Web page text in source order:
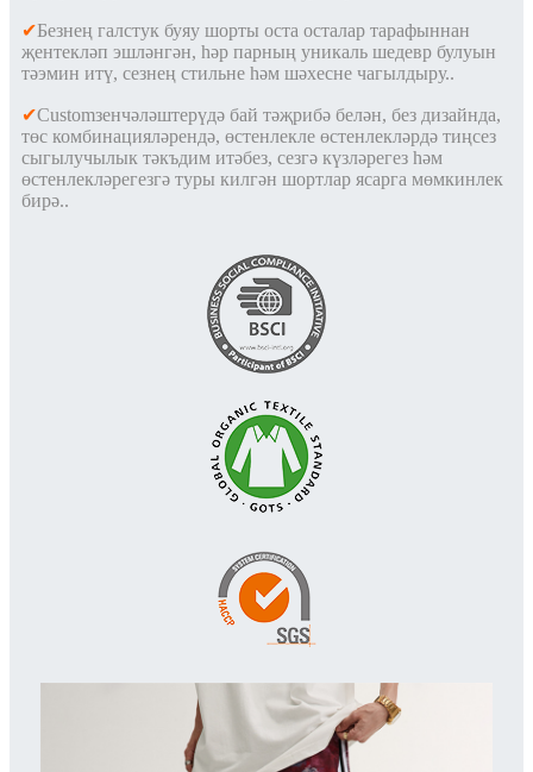
✔Безнең галстук буяу шорты оста осталар тарафыннан
җентекләп эшләнгән, һәр парның уникаль шедевр булуын
тәэмин итү, сезнең стильне һәм шәхесне чагылдыру..
✔Customзенчәләштерүдә бай тәҗрибә белән, без дизайнда,
төс комбинацияләрендә, өстенлекле өстенлекләрдә тиңсез
сыгылучылык тәкъдим итәбез, сезгә күзләрегез һәм
өстенлекләрегезгә туры килгән шортлар ясарга мөмкинлек
бирә..